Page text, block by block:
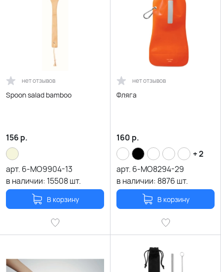
нет отзывов
Spoon salad bamboo
156 р.
арт. 6-MO9904-13
в наличии: 15508шт.
В корзину
нет отзывов
Фляга
160 р.
+ 2
арт. 6-MO8294-29
в наличии: 8876 шт.
В корзину